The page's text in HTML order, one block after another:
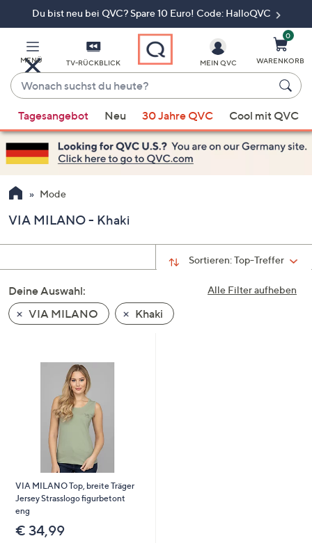
Du bist neu bei QVC? Spare 10 Euro! Code: HalloQVC
MENÜ TV-RÜCKBLICK
Wonach
suchst
du
heute?
Vorschläge
verfügbar
sind,
verwenden
Sie
Pfeiltasten
nach
und
nach
unten
oder
Geräten
rechts,
um
diese
anzuzeigen.
MEIN QVC
0
WARENKORB
Tagesangebot Neu 30 Jahre QVC Cool mit QVC
Mode
VIA MILANO - Khaki
Sortieren:Top-Treffer
Alle Filter aufheben
Deine Auswahl:
VIA MILANO
Khaki
VIA MILANO Top, breite Träger
Jersey Strasslogo figurbetont
eng
€ 34,99